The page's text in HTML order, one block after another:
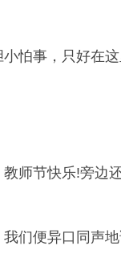
怕事，只好在
师节快乐!旁
们便异口同声